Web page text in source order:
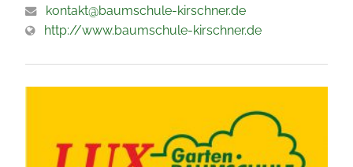
kontakt@baumschule-kirschner.de
http://www.baumschule-kirschner.de